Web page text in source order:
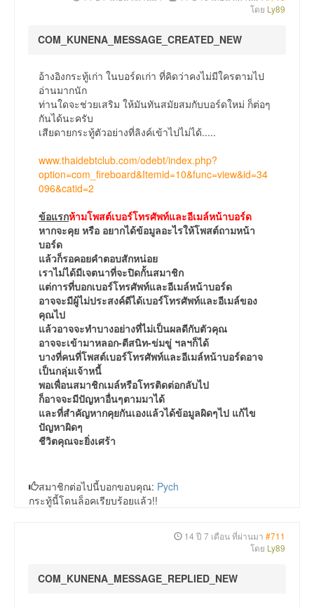
โดย Ly89
COM_KUNENA_MESSAGE_CREATED_NEW
อ้างอิงกระทู้เก่า ในบอร์ดเก่า ที่คิดว่าคงไม่มีใครตามไป
อ่านมากนัก
ท่านใดจะช่วยเสริม ให้มันทันสมัยสมกับบอร์ดใหม่ ก็ต่อๆ
กันได้นะครับ
เสียดายกระทู้ตัวอย่างที่ลิงค์เข้าไปไม่ได้.....
www.thaidebtclub.com/odebt/index.php?
option=com_fireboard&Itemid=10&func=view&id=34
096&catid=2
ข้อแรกห้ามโพสต์เบอร์โทรศัพท์และอีเมล์หน้าบอร์ด
หากจะคุย หรือ อยากได้ข้อมูลอะไรให้โพสต์ถามหน้า
บอร์ด
แล้วก็รอคอยคำตอบสักหน่อย
เราไม่ได้มีเจตนาที่จะปิดกั้นสมาชิก
แต่การที่บอกเบอร์โทรศัพท์และอีเมล์หน้าบอร์ด
อาจจะมีผู้ไม่ประสงค์ดีได้เบอร์โทรศัพท์และอีเมล์ของ
คุณไป
แล้วอาจจะทำบางอย่างที่ไม่เป็นผลดีกับตัวคุณ
อาจจะเข้ามาหลอก-ตีสนิท-ข่มขู่ ฯลฯก็ได้
บางที่คนที่โพสต์เบอร์โทรศัพท์และอีเมล์หน้าบอร์ดอาจ
เป็นกลุ่มเจ้าหนี้
พอเพื่อนสมาชิกเมล์หรือโทรติดต่อกลับไป
ก็อาจจะมีปัญหาอื่นๆตามมาได้
และที่สำคัญหากคุยกันเองแล้วได้ข้อมูลผิดๆไป แก้ไข
ปัญหาผิดๆ
ชีวิตคุณจะยิ่งเศร้า
สมาชิกต่อไปนี้บอกขอบคุณ: Pych
กระทู้นี้โดนล็อคเรียบร้อยแล้ว!!
14 ปี 7 เดือน ที่ผ่านมา #711
โดย Ly89
COM_KUNENA_MESSAGE_REPLIED_NEW